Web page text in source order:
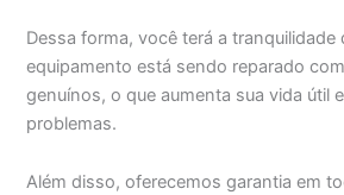
Dessa forma, você terá a tranquilidade
equipamento está sendo reparado
genuínos, o que aumenta sua vida útil
problemas.
Além disso, oferecemos garantia em